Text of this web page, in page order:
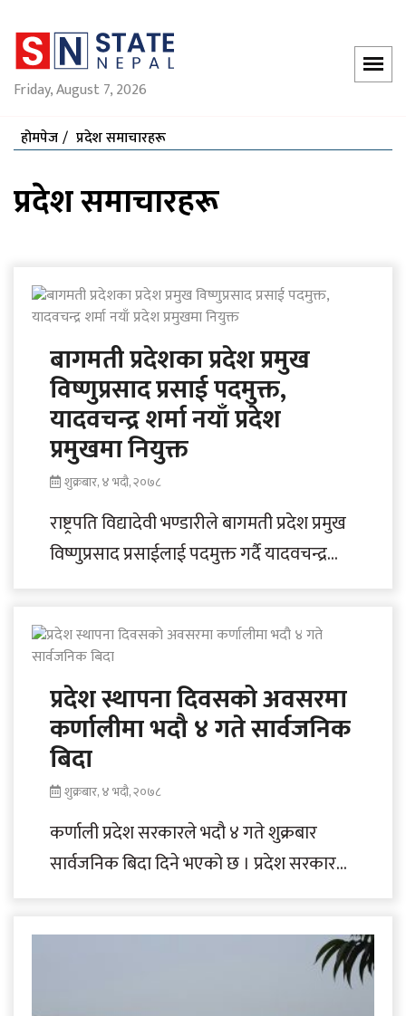
Friday, August 7, 2026
होमपेज
प्रदेश समाचारहरू
प्रदेश समाचारहरू
बागमती प्रदेशका प्रदेश प्रमुख
विष्णुप्रसाद प्रसाई पदमुक्त,
यादवचन्द्र शर्मा नयाँ प्रदेश
प्रमुखमा नियुक्त
शुक्रबार, ४ भदौ, २०७८
राष्ट्रपति विद्यादेवी भण्डारीले बागमती प्रदेश प्रमुख
विष्णुप्रसाद प्रसाईलाई पदमुक्त गर्दै यादवचन्द्र
प्रदेश स्थापना दिवसको अवसरमा
कर्णालीमा भदौ ४ गते सार्वजनिक
बिदा
शुक्रबार, ४ भदौ, २०७८
कर्णाली प्रदेश सरकारले भदौ ४ गते शुक्रबार
सार्वजनिक बिदा दिने भएको छ । प्रदेश सरकारले